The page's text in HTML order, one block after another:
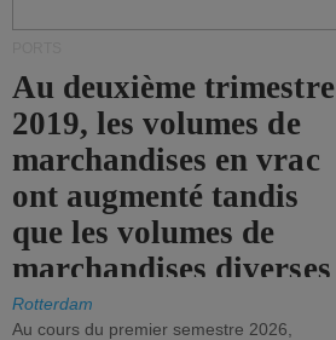
Au deuxième trimestre
2019, les volumes de
marchandises en vrac
ont augmenté tandis
que les volumes de
marchandises diverses
ont diminué.
Rotterdam
Au cours du premier semestre 2026,